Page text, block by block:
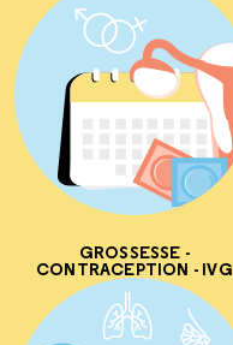
GROSSESSE -
CONTRACEPTION - IVG